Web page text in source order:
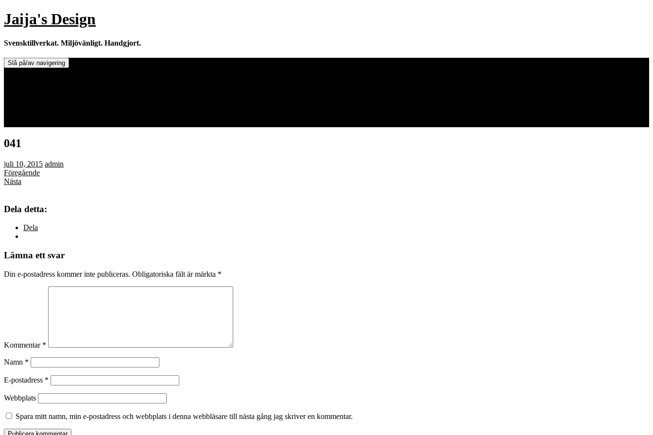
Hoppa
till
Jaija's Design
Svensktillverkat. Miljövänligt. Handgjort.
Slå på/av navigering
041
juli 10, 2015 admin
Föregående
Nästa
Dela detta:
Dela
Lämna ett svar
Din e-postadress kommer inte publiceras. Obligatoriska fält är märkta *
Kommentar *
Namn *
E-postadress *
Webbplats
Spara mitt namn, min e-postadress och webbplats i denna webbläsare till nästa gång jag skriver en kommentar.